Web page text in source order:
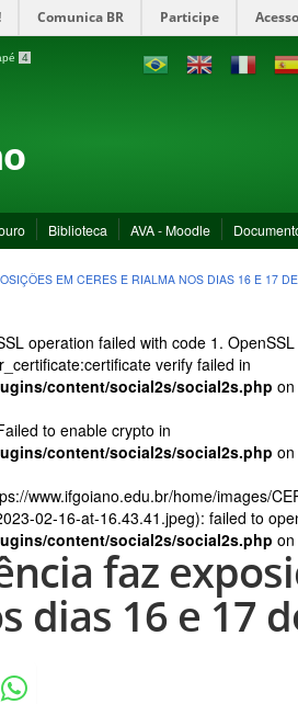
Comunica BR Participe
4
Biblioteca AVA - Moodle
EM CERES E RIALMA NOS DIAS 16 E 17
operation failed with code 1.
verify failed in
content/social2s/social2s.php
to enable crypto in
content/social2s/social2s.php
www.ifgoiano.edu.br/home/images/
02-16-at-16.43.41.jpeg): failed to
content/social2s/social2s.php
faz
dias 16 e 17